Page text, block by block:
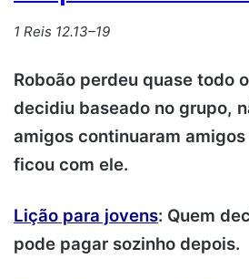
1 Reis 12.13–19
Roboão perdeu quase todo
decidiu baseado no grupo,
amigos continuaram
ficou com ele.
Lição para jovens: Quem
pode pagar sozinho depois.